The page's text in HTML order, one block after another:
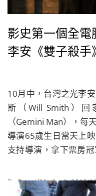
影史第一個全
李安《雙子殺
10月中，台灣之光李
斯（Will Smith）回
（Gemini Man），每
導演65歲生日當天上
支持導演，拿下票房
心神的幕後關鍵，看
By BeautiMode| 2019/